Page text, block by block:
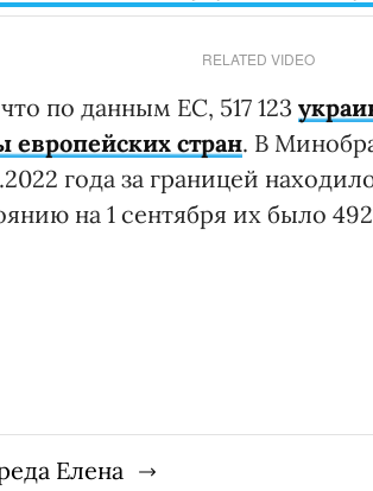
RELATED VIDEO
по данным ЕС, 517 123
стран. В
года за границей
на 1 сентября их было 492
Елена